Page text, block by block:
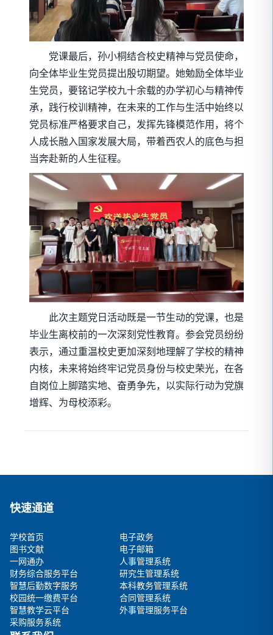
党课最后，孙小桐结合校史精神与党员使命，
向全体毕业生党员提出殷切期望。她勉励全体毕业
生党员，要铭记学校九十余载的办学初心与精神传
承，践行校训精神，在未来的工作与生活中始终以
党员标准严格要求自己，发挥先锋模范作用，将个
人成长融入国家发展大局，带着西农人的底色与担
当奔赴新的人生征程。
此次主题党日活动既是一节生动的党课，也是
毕业生离校前的一次深刻党性教育。参会党员纷纷
表示，通过重温校史更加深刻地理解了学校的精神
内核，未来将始终牢记党员身份与校史荣光，在各
自岗位上脚踏实地、奋勇争先，以实际行动为党旗
增辉、为母校添彩。
快速通道
学校首页
电子政务
图书文献
电子邮箱
一网通办
人事管理系统
财务综合服务平台
研究生管理系统
智慧后勤数字服务
本科教务管理系统
校园统一缴费平台
合同管理系统
智慧教学云平台
外事管理服务平台
采购服务系统